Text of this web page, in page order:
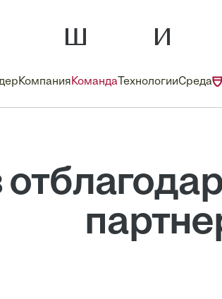
КомпанияКоманда ТехнологииСреда